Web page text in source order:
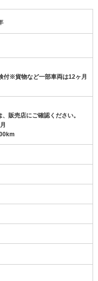
付※貨物など一部車両は12ヶ月
販売店にご確認ください。